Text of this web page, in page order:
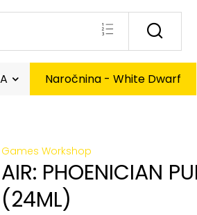
Naročnina - White Dwarf
Games Workshop
AIR: PHOENICIAN
(24ML)